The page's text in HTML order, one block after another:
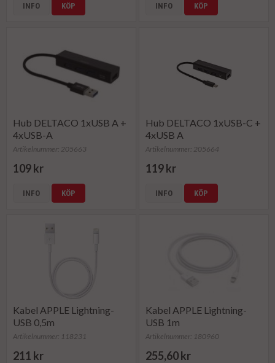
INFO KÖP INFO KÖP
Hub DELTACO 1xUSB A +
4xUSB-A
Artikelnummer: 205663
109 kr
INFO KÖP
Hub DELTACO 1xUSB-C +
4xUSB A
Artikelnummer: 205664
119 kr
INFO KÖP
Kabel APPLE Lightning-
USB 0,5m
Artikelnummer: 118231
211 kr
Kabel APPLE Lightning-
USB 1m
Artikelnummer: 180960
255,60 kr